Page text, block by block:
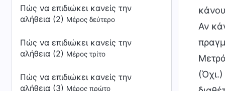
Πώς να επιδιώκει κανείς την
αλήθεια (2) Μέρος δεύτερο
Πώς να επιδιώκει κανείς την
αλήθεια (2) Μέρος τρίτο
Πώς να επιδιώκει κανείς την
αλήθεια (3) Μέρος πρώτο
Αν